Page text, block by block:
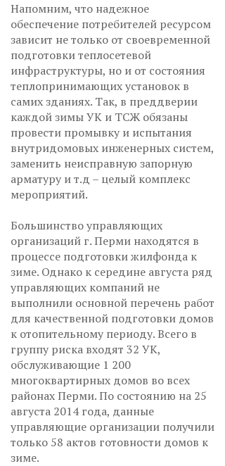
Напомним, что надежное
обеспечение потребителей ресурсом
зависит не только от своевременной
подготовки теплосетевой
инфраструктуры, но и от состояния
теплопринимающих установок в
самих зданиях. Так, в преддверии
каждой зимы УК и ТСЖ обязаны
провести промывку и испытания
внутридомовых инженерных систем,
заменить неисправную запорную
арматуру и т.д – целый комплекс
мероприятий.
Большинство управляющих
организаций г. Перми находятся в
процессе подготовки жилфонда к
зиме. Однако к середине августа ряд
управляющих компаний не
выполнили основной перечень работ
для качественной подготовки домов
к отопительному периоду. Всего в
группу риска входят 32 УК,
обслуживающие 1 200
многоквартирных домов во всех
районах Перми. По состоянию на 25
августа 2014 года, данные
управляющие организации получили
только 58 актов готовности домов к
зиме.